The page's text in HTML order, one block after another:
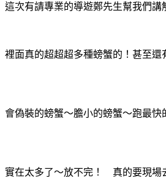
這次有請專業的導遊鄭先生幫我們講
裡面真的超超超多種螃蟹的！甚至還
會偽裝的螃蟹～膽小的螃蟹～跑最
實在太多了～放不完！ 真的要現場